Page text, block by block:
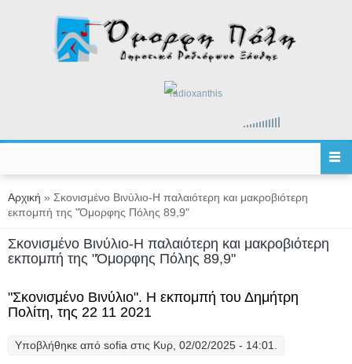
radioxanthis
Είστε εδώ
Αρχική » Σκονισμένο Βινύλιο-Η παλαιότερη και μακροβιότερη
εκπομπή της "Όμορφης Πόλης 89,9"
Σκονισμένο Βινύλιο-Η παλαιότερη και μακροβιότερη
εκπομπή της "Όμορφης Πόλης 89,9"
"Σκονισμένο Βινύλιο". Η εκπομπή του Δημήτρη
Πολίτη, της 22 11 2021
Υποβλήθηκε από sofia στις Κυρ, 02/02/2025 - 14:01.